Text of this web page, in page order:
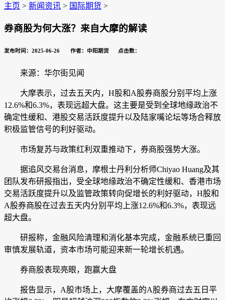
主页 > 新闻资讯 > 国际期货 >
券商股为何大涨？来自大摩的解读
发布时间：2025-06-26 作者：中阳期货 点击数：
来源：华尔街见闻
大摩表示，过去五天内，H股和A股券商股分别平均上涨
12.6%和6.3%，表现远超大盘。这主要是受到全球地缘政治不
确定性缓和、港股交易活跃度提升以及陆家嘴论坛等场合释放
积极监管信号的利好驱动。
市场复苏与政策红利双重推动下，券商股强势大涨。
据追风交易台消息，摩根士丹利分析师Chiyao Huang及其
团队发布研报指出，受全球地缘政治不确定性缓和、香港市场
交易活跃度提升以及监管政策转向促增长的利好驱动，H股和
A股券商股在过去五天内分别平均上涨12.6%和6.3%，表现远
超大盘。
研报称， 金融风险清理和消化基本完成，金融系统已重回
审慎发展轨道，资本市场可能迎来新一轮增长机遇。
券商股表现亮眼，跑赢大盘
报告显示，A股市场上，大摩覆盖的A股券商过去五日平